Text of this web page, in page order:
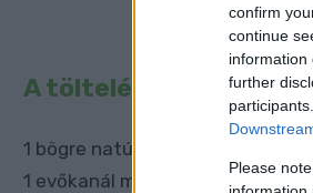
confirm
continue
information
further
Please
A töltelékhez:
1 bögre natúr joghurt
1 evőkanál méz